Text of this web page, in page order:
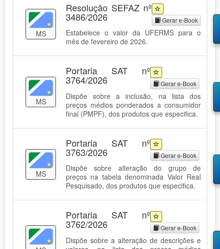
MS
Resolução SEFAZ nº
3486/2026 Gerar e-Book
Estabelece o valor da UFERMS para o
mês de fevereiro de 2026.
MS
Portaria SAT nº
3764/2026 Gerar e-Book
Dispõe sobre a inclusão, na lista dos
preços médios ponderados a consumidor
final (PMPF), dos produtos que especifica.
MS
Portaria SAT nº
3763/2026 Gerar e-Book
Dispõe sobre alteração do grupo de
preços na tabela denominada Valor Real
Pesquisado, dos produtos que especifica.
Portaria SAT nº
3762/2026 Gerar e-Book
Dispõe sobre a alteração de descrições e